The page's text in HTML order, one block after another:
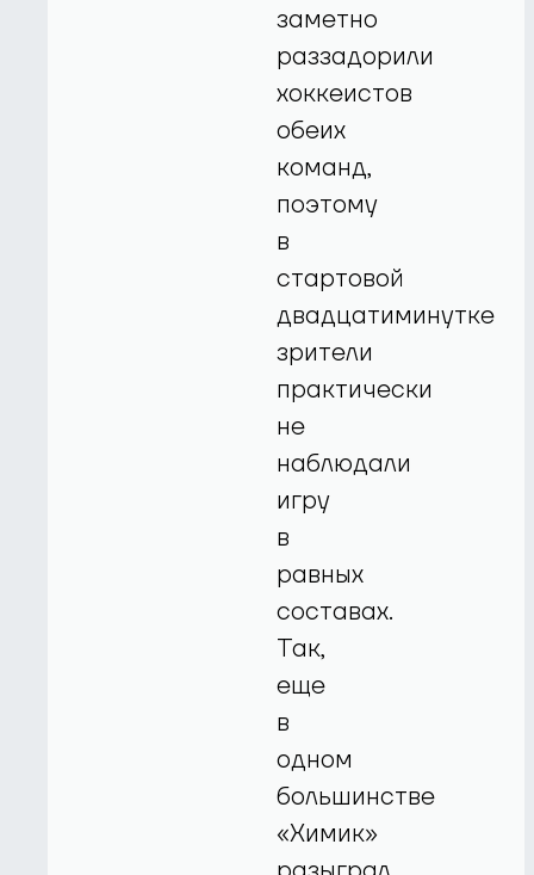
заметно
раззадорили
хоккеистов
обеих
команд,
поэтому
в
стартовой
двадцатиминутке
зрители
практически
не
наблюдали
игру
в
равных
составах.
Так,
еще
в
одном
большинстве
«Химик»